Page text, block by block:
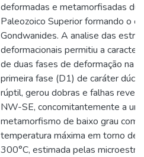
deformadas e metamorfisadas
Paleozoico Superior formando o
Gondwanides. A analise das
deformacionais permitiu a
de duas fases de deformação na
primeira fase (D1) de caráter
rúptil, gerou dobras e falhas
NW-SE, concomitantemente a um
metamorfismo de baixo grau com
temperatura máxima em torno de
300°C, estimada pelas